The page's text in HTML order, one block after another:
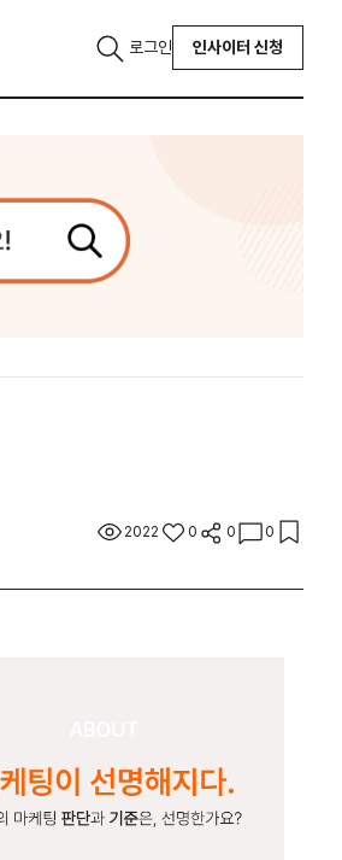
로그인 인사이터 신청
2022 0 0 0